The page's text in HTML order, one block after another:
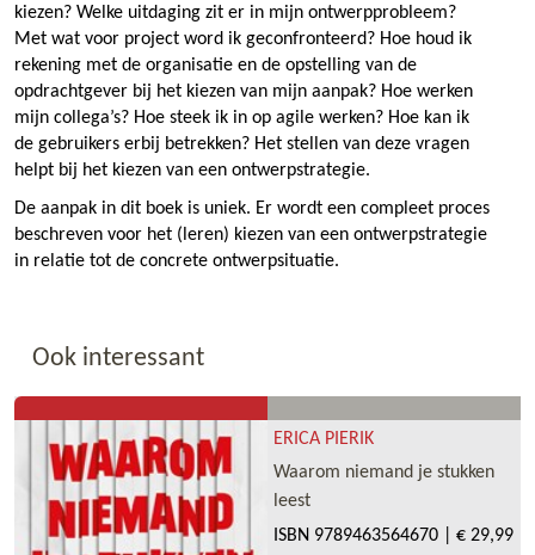
kiezen? Welke uitdaging zit er in mijn ontwerpprobleem?
Met wat voor project word ik geconfronteerd? Hoe houd ik
rekening met de organisatie en de opstelling van de
opdrachtgever bij het kiezen van mijn aanpak? Hoe werken
mijn collega’s? Hoe steek ik in op agile werken? Hoe kan ik
de gebruikers erbij betrekken? Het stellen van deze vragen
helpt bij het kiezen van een ontwerpstrategie.
De aanpak in dit boek is uniek. Er wordt een compleet proces
beschreven voor het (leren) kiezen van een ontwerpstrategie
in relatie tot de concrete ontwerpsituatie.
Ook interessant
ERICA PIERIK
Waarom niemand je stukken
leest
ISBN 9789463564670 € 29,99